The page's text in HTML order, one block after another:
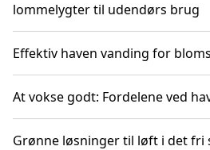
lommelygter til udendørs brug
Effektiv haven vanding for
At vokse godt: Fordelene ved
Grønne løsninger til løft i det